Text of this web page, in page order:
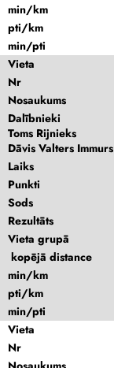
min/km
pti/km
min/pti
Vieta
Nr
Nosaukums
Dalībnieki
Toms Rijnieks
Dāvis Valters Immurs
Laiks
Punkti
Sods
Rezultāts
Vieta grupā
kopējā distance
min/km
pti/km
min/pti
Vieta
Nr